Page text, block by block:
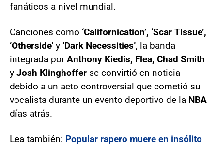
fanáticos a nivel mundial.
Canciones como ‘Californication’, ‘Scar Tissue’,
‘Otherside’ y ‘Dark Necessities’, la banda
integrada porAnthony Kiedis, Flea, Chad Smith
y Josh Klinghoffer se convirtió en noticia
debido a un acto controversial que cometió su
vocalista durante un evento deportivo de la NBA
días atrás.
Lea también: Popular rapero muere en insólito